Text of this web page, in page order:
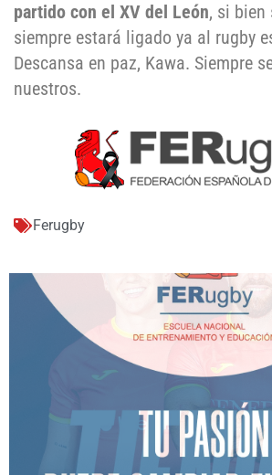
partido con el XV del León, si bien
siempre estará ligado ya al rugby
Descansa en paz, Kawa. Siempre
nuestros.
Ferugby